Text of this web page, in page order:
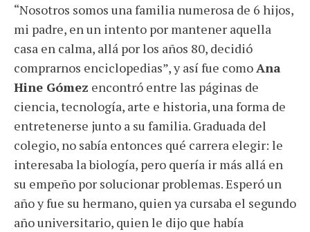
“Nosotros somos una familia numerosa de 6 hijos,
mi padre, en un intento por mantener aquella
casa en calma, allá por los años 80, decidió
comprarnos enciclopedias”, y así fue comoAna
Hine Gómez encontró entre las páginas de
ciencia, tecnología, arte e historia, una forma de
entretenerse junto a su familia. Graduada del
colegio, no sabía entonces qué carrera elegir: le
interesaba la biología, pero quería ir más allá en
su empeño por solucionar problemas. Esperó un
año y fue su hermano, quien ya cursaba el segundo
año universitario, quien le dijo que había